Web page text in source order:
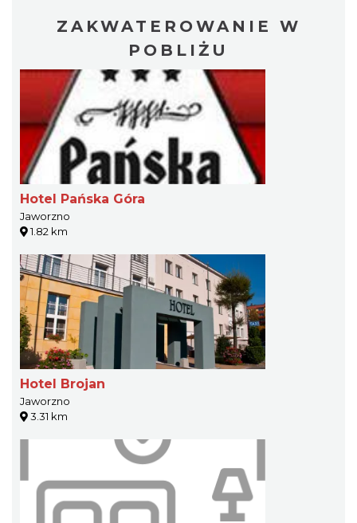
ZAKWATEROWANIE W
POBLIŻU
Hotel Pańska Góra
Jaworzno
1.82 km
Hotel Brojan
Jaworzno
3.31 km